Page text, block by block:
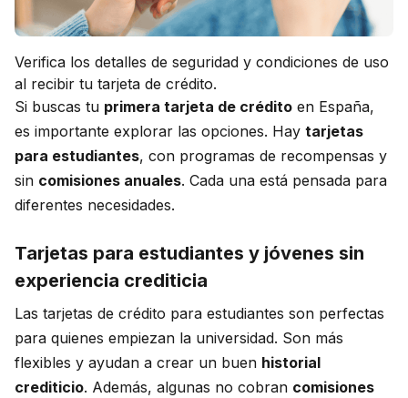
Verifica los detalles de seguridad y condiciones de uso
al recibir tu tarjeta de crédito.
Si buscas tu primera tarjeta de crédito en España,
es importante explorar las opciones. Hay tarjetas
para estudiantes, con programas de recompensas y
sin comisiones anuales. Cada una está pensada para
diferentes necesidades.
Tarjetas para estudiantes y jóvenes sin
experiencia crediticia
Las tarjetas de crédito para estudiantes son perfectas
para quienes empiezan la universidad. Son más
flexibles y ayudan a crear un buen historial
crediticio. Además, algunas no cobran comisiones